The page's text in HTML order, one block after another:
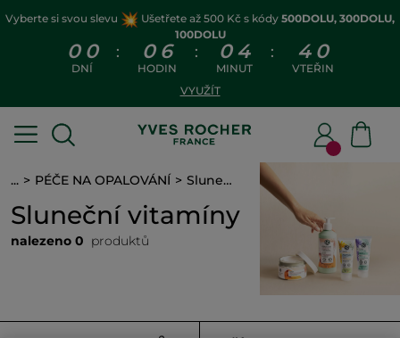
Vyberte si svou slevu Ušetřete až 500 Kč s kódy 500DOLU, 300DOLU,
100DOLU
0 0
DNÍ
: 0 6
HODIN
: 0 4
MINUT
: 4 0
VTEŘIN
VYUŽÍT
... PÉČE NA OPALOVÁNÍ Sluneční vitamíny
Sluneční vitamíny
nalezeno 0 produktů